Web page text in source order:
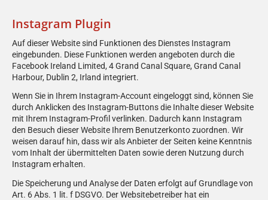
Instagram Plugin
Auf dieser Website sind Funktionen des Dienstes Instagram
eingebunden. Diese Funktionen werden angeboten durch die
Facebook Ireland Limited, 4 Grand Canal Square, Grand Canal
Harbour, Dublin 2, Irland integriert.
Wenn Sie in Ihrem Instagram-Account eingeloggt sind, können Sie
durch Anklicken des Instagram-Buttons die Inhalte dieser Website
mit Ihrem Instagram-Profil verlinken. Dadurch kann Instagram
den Besuch dieser Website Ihrem Benutzerkonto zuordnen. Wir
weisen darauf hin, dass wir als Anbieter der Seiten keine Kenntnis
vom Inhalt der übermittelten Daten sowie deren Nutzung durch
Instagram erhalten.
Die Speicherung und Analyse der Daten erfolgt auf Grundlage von
Art. 6 Abs. 1 lit. f DSGVO. Der Websitebetreiber hat ein